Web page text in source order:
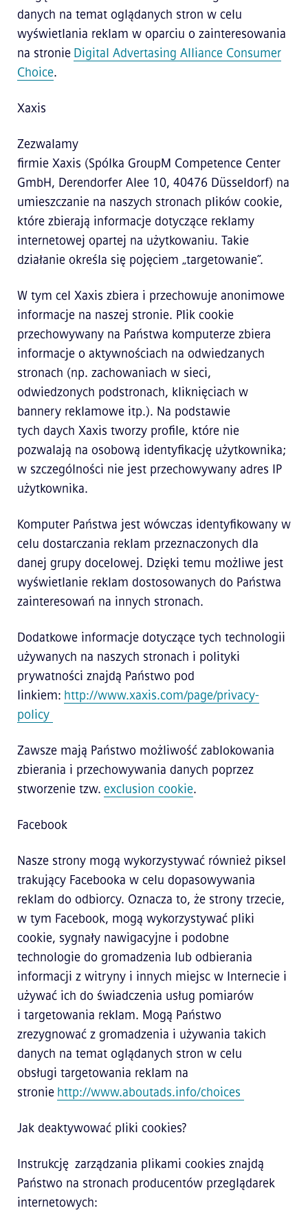
danych na temat oglądanych stron w celu
wyświetlania reklam w oparciu o zainteresowania
na stronie Digital Advertasing Alliance Consumer
Choice.
Xaxis
Zezwalamy
firmie Xaxis (Spólka GroupM Competence Center
GmbH, Derendorfer Alee 10, 40476 Düsseldorf) na
umieszczanie na naszych stronach plików cookie,
które zbierają informacje dotyczące reklamy
internetowej opartej na użytkowaniu. Takie
działanie określa się pojęciem „targetowanie”.
W tym cel Xaxis zbiera i przechowuje anonimowe
informacje na naszej stronie. Plik cookie
przechowywany na Państwa komputerze zbiera
informacje o aktywnościach na odwiedzanych
stronach (np. zachowaniach w sieci,
odwiedzonych podstronach, kliknięciach w
bannery reklamowe itp.). Na podstawie
tych daych Xaxis tworzy profile, które nie
pozwalają na osobową identyfikację użytkownika;
w szczególności nie jest przechowywany adres IP
użytkownika.
Komputer Państwa jest wówczas identyfikowany w
celu dostarczania reklam przeznaczonych dla
danej grupy docelowej. Dzięki temu możliwe jest
wyświetlanie reklam dostosowanych do Państwa
zainteresowań na innych stronach.
Dodatkowe informacje dotyczące tych technologii
używanych na naszych stronach i polityki
prywatności znajdą Państwo pod
linkiem: http://www.xaxis.com/page/privacy-
policy
Zawsze mają Państwo możliwość zablokowania
zbierania i przechowywania danych poprzez
stworzenie tzw. exclusion cookie.
Facebook
Nasze strony mogą wykorzystywać również piksel
trakujący Facebooka w celu dopasowywania
reklam do odbiorcy. Oznacza to, że strony trzecie,
w tym Facebook, mogą wykorzystywać pliki
cookie, sygnały nawigacyjne i podobne
technologie do gromadzenia lub odbierania
informacji z witryny i innych miejsc w Internecie i
używać ich do świadczenia usług pomiarów
i targetowania reklam. Mogą Państwo
zrezygnować z gromadzenia i używania takich
danych na temat oglądanych stron w celu
obsługi targetowania reklam na
stronie http://www.aboutads.info/choices
Jak deaktywować pliki cookies?
Instrukcję zarządzania plikami cookies znajdą
Państwo na stronach producentów przeglądarek
internetowych: